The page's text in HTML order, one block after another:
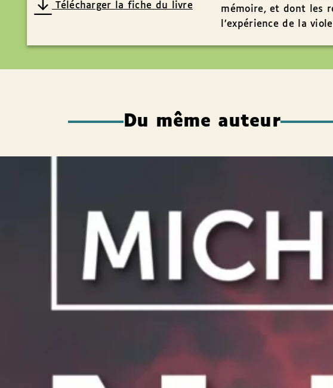
Télécharger la fiche du livre
mémoire, et dont les
l’expérience de la
Du même auteur